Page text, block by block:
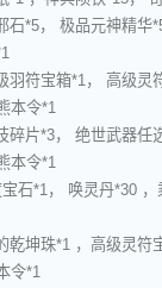
石*5， 极品元神精华
羽符宝箱*1， 高级灵
本令*1
碎片*3， 绝世武器任
本令*1
石*1， 唤灵丹*30
乾坤珠*1 ，高级灵符
令*1